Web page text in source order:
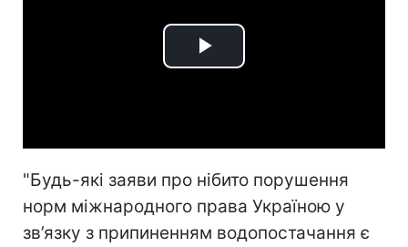
Play
"Будь-які заяви про нібито порушення
норм міжнародного права Україною у
зв’язку з припиненням водопостачання є